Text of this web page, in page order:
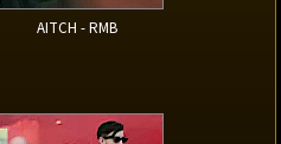
AITCH - RMB